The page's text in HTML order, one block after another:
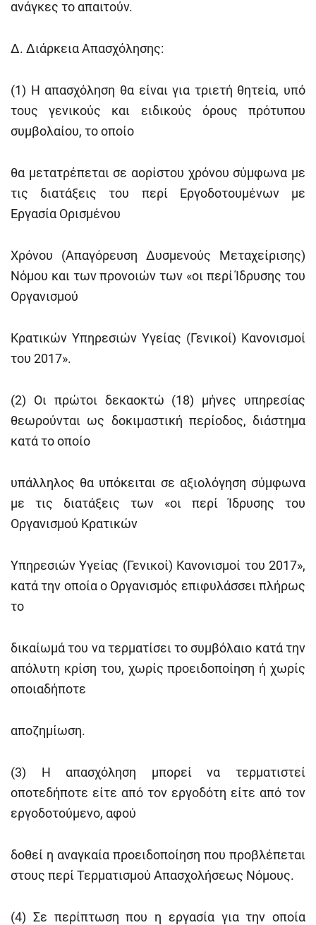
ανάγκες το απαιτούν.
Δ. Διάρκεια Απασχόλησης:
(1) Η απασχόληση θα είναι για τριετή θητεία, υπό
τους γενικούς και ειδικούς όρους πρότυπου
συμβολαίου, το οποίο
θα μετατρέπεται σε αορίστου χρόνου σύμφωνα με
τις διατάξεις του περί Εργοδοτουμένων με
Εργασία Ορισμένου
Χρόνου (Απαγόρευση Δυσμενούς Μεταχείρισης)
Νόμου και των προνοιών των «οι περί Ίδρυσης του
Οργανισμού
Κρατικών Υπηρεσιών Υγείας (Γενικοί) Κανονισμοί
του 2017».
(2) Οι πρώτοι δεκαοκτώ (18) μήνες υπηρεσίας
θεωρούνται ως δοκιμαστική περίοδος, διάστημα
κατά το οποίο
υπάλληλος θα υπόκειται σε αξιολόγηση σύμφωνα
με τις διατάξεις των «οι περί Ίδρυσης του
Οργανισμού Κρατικών
Υπηρεσιών Υγείας (Γενικοί) Κανονισμοί του 2017»,
κατά την οποία ο Οργανισμός επιφυλάσσει πλήρως
το
δικαίωμά του να τερματίσει το συμβόλαιο κατά την
απόλυτη κρίση του, χωρίς προειδοποίηση ή χωρίς
οποιαδήποτε
αποζημίωση.
(3) Η απασχόληση μπορεί να τερματιστεί
οποτεδήποτε είτε από τον εργοδότη είτε από τον
εργοδοτούμενο, αφού
δοθεί η αναγκαία προειδοποίηση που προβλέπεται
στους περί Τερματισμού Απασχολήσεως Νόμους.
(4) Σε περίπτωση που η εργασία για την οποία